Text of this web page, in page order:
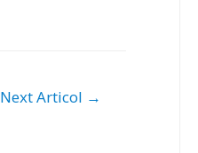
Next Articol →